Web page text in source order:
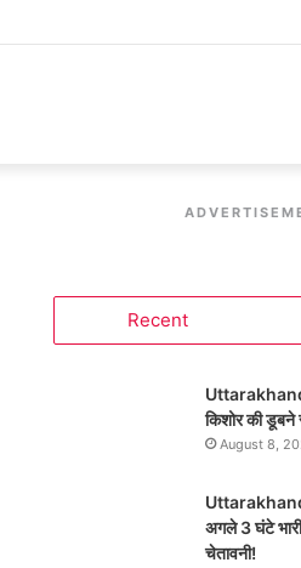
Recent
किशोर की डूबने
August 8,
अगले 3 घंटे भारी
चेतावनी!